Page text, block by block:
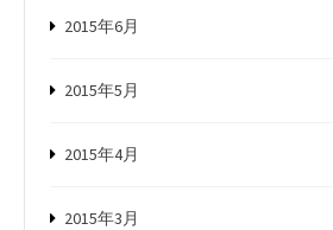
2015年6月
2015年5月
2015年4月
2015年3月